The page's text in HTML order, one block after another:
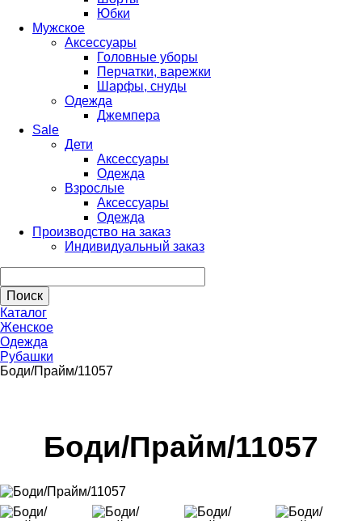
Юбки
Мужское
Аксессуары
Головные уборы
Перчатки, варежки
Шарфы, снуды
Одежда
Джемпера
Sale
Дети
Аксессуары
Одежда
Взрослые
Аксессуары
Одежда
Производство на заказ
Индивидуальный заказ
Каталог
Женское
Одежда
Рубашки
Боди/Прайм/11057
Боди/Прайм/11057